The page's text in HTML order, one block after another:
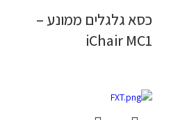
כסא גלגלים ממונע –
iChair MC1